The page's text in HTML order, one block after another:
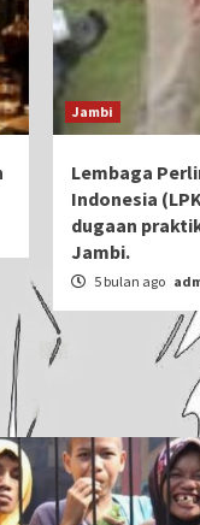
Jambi
Lembaga
Indonesia
dugaan
Jambi.
5 bulan ago